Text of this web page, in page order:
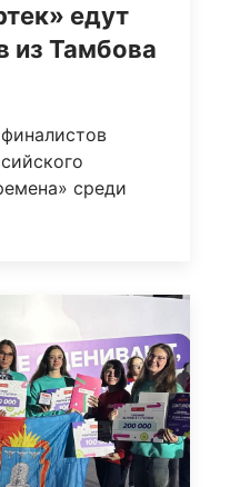
едут
из Тамбова
среди